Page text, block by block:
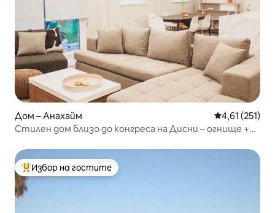
Дом – Анахайм Средна
4,61 (251)
Стилен дом близо до конгреса на Дисни – огнище +
Най-популярен избор на гостите
Избор на гостите